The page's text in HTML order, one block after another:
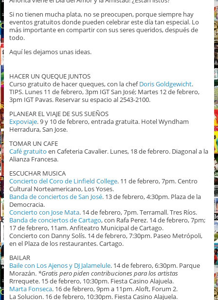
Si no tienen mucha plata, no se preocupen, porque siempre hay
eventos gratuitos donde pueden celebrar este día tan especial. Lo
más importante en compartir con sus seres queridos, después de
todo.
Aquí les dejamos unas ideas.
HACER UN QUEQUE JUNTOS
Curso gratuito de hacer queques, con la chefDoris Goldgewicht.
TIPS. Lunes 11 de febrero, 3pm IGT San José; Martes 12 de febrero,
3pm IGT Pavas. Reservar su espacio al 2543-2100.
PLANEAR EL VIAJE DE SUS SUEÑOS
Expoviaje. 9 y 10 de febrero, entrada gratuita. Hotel Wyndham
Herradura, San Jose.
TOMAR UN CAFE
Café gratuito en Cafeteria Cavalier. Lunes, 18 de febrero. Diagonal a la
Alianza Francesa.
ESCUCHAR MUSICA
Concierto del Coro de Linfield College. 11 de febrero, 7pm. Centro
Cultural Norteamericano, Los Yoses.
Banda de conciertos de San José. 13 de febrero, 4:30pm. Plaza de la
Democracia.
Concierto con Jose Mata. 14 de febrero, 7pm. Terramall. Tres Ríos.
Banda de conciertos de Cartago, con Rafa Perez. 14 de febrero, 7pm;
17 de febrero, 11am. Anfiteatro Municipal de Cartago.
Concierto con Danny Solís. 14 de febrero, 7:30pm. Paseo Metrópoli,
en el Plaza de los restaurantes. Cartago.
BAILAR
Baile con Los Ajenos y DJ Jalamelule. 14 de febrero, 6:30pm. Parque
Morazán. *Gratis pero piden contribuciones para los artistas
Rrrequete. 15 de febrero, 10:30pm. Fiesta Casino Alajuela.
Marta Fonseca. 16 de febrero, 9pm a 11pm. Aloft, Forum 2.
La Solucion. 16 de febrero, 10:30pm. Fiesta Casino Alajuela.